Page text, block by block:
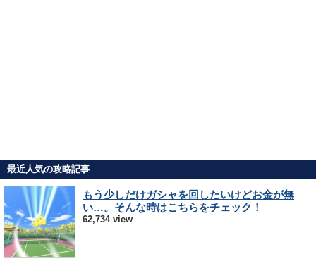
最近人気の攻略記事
もう少しだけガシャを回したいけどお金が無
い…。そんな時はこちらをチェック！
62,734 view